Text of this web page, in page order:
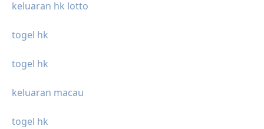
keluaran hk lotto
togel hk
togel hk
keluaran macau
togel hk